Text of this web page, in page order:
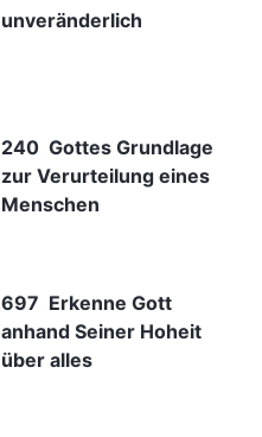
unveränderlich
240 Gottes Grundlage
zur Verurteilung eines
Menschen
697 Erkenne Gott
anhand Seiner Hoheit
über alles